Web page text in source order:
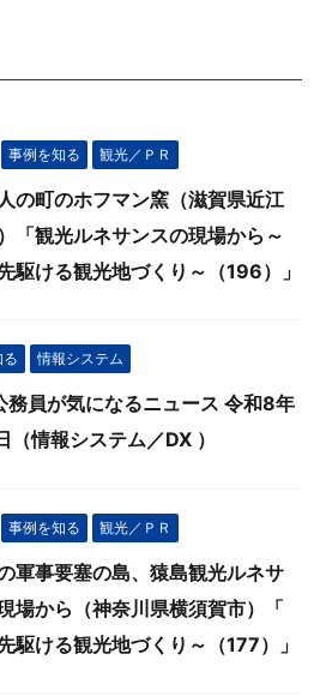
事例を知る 観光／ＰＲ
の町のホフマン窯（滋賀県近江
「観光ルネサンスの現場から～
駆ける観光地づくり～（196）」
情報システム
務員が気になるニュース 令和8年
（情報システム／DX ）
事例を知る 観光／ＰＲ
軍事要塞の島、猿島観光ルネサ
場から（神奈川県横須賀市）「
駆ける観光地づくり～（177）」